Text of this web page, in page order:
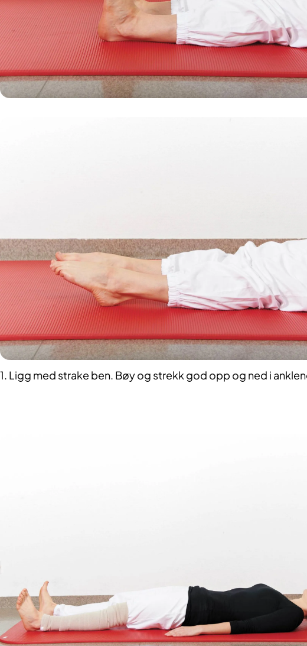
1. Ligg med strake ben. Bøy og strekk god opp og ned i